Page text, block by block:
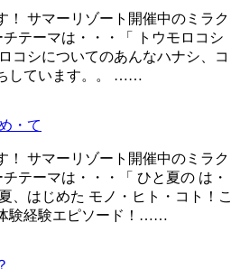
！ サマーリゾート開催中のミラク
テーマは・・・「 トウモロコシ
コシについてのあんなハナシ、コ
しています。。 ……
・て
！ サマーリゾート開催中のミラク
テーマは・・・「 ひと夏の は・
、はじめた モノ・ヒト・コト！こ
験経験エピソード！……